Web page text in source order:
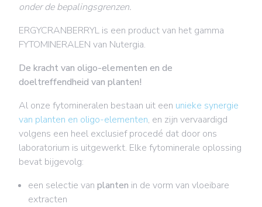
onder de bepalingsgrenzen.
ERGYCRANBERRYL is een product van het gamma
FYTOMINERALEN van Nutergia.
De kracht van oligo-elementen en de
doeltreffendheid van planten!
Al onze fytomineralen bestaan uit een unieke synergie
van planten en oligo-elementen, en zijn vervaardigd
volgens een heel exclusief procedé dat door ons
laboratorium is uitgewerkt. Elke fytominerale oplossing
bevat bijgevolg:
een selectie van planten in de vorm van vloeibare
extracten